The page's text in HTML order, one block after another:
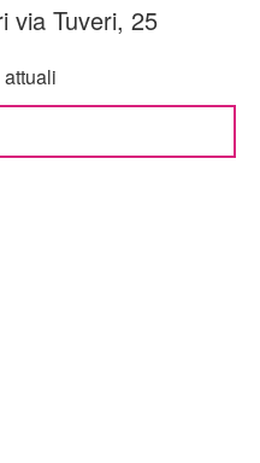
via Tuveri, 25